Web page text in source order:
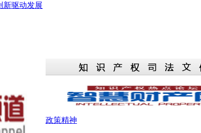
新驱动发展
政策精神